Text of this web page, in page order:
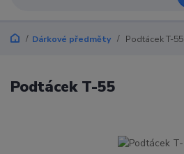
Dárkové předměty Podtácek T-55
Podtácek T-55